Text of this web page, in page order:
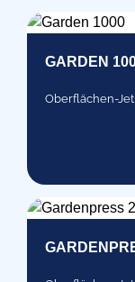
GARDEN
Oberflächen-